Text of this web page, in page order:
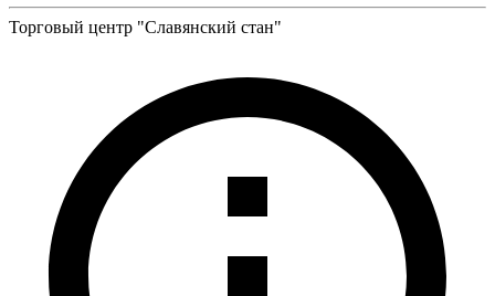
Торговый центр "Славянский стан"